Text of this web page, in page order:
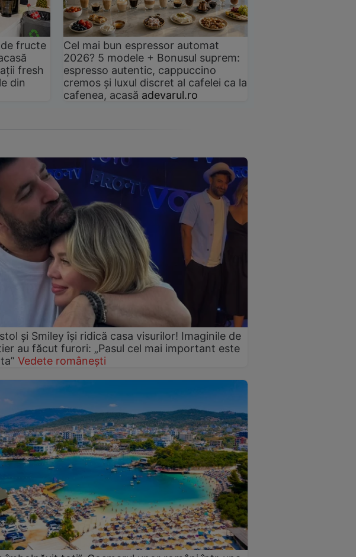
fructe
fresh
din
Cel mai bun espressor automat
2026? 5 modele + Bonusul suprem:
espresso autentic, cappuccino
cremos și luxul discret al cafelei ca la
cafenea, acasă adevarul.ro
și Smiley își ridică casa visurilor! Imaginile de
au făcut furori: „Pasul cel mai important este
Vedete românești